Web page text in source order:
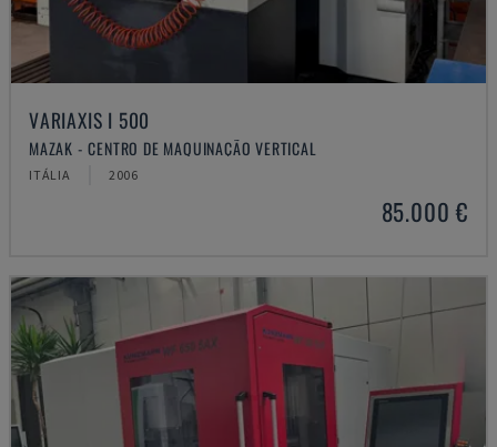
VARIAXIS I 500
MAZAK - CENTRO DE MAQUINAÇÃO VERTICAL
ITÁLIA 2006
85.000 €